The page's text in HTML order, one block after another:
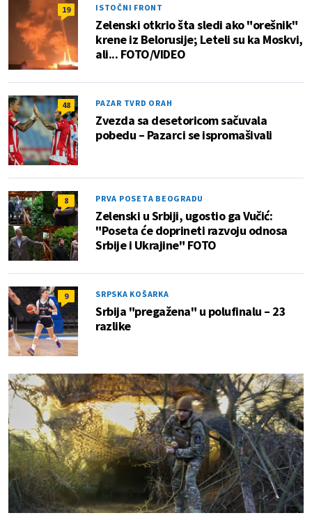
19 ISTOČNI FRONT
Zelenski otkrio šta sledi ako "orešnik"
krene iz Belorusije; Leteli su ka Moskvi,
ali... FOTO/VIDEO
48 PAZAR TVRD ORAH
Zvezda sa desetoricom sačuvala
pobedu – Pazarci se ispromašivali
8 PRVA POSETA BEOGRADU
Zelenski u Srbiji, ugostio ga Vučić:
"Poseta će doprineti razvoju odnosa
Srbije i Ukrajine" FOTO
9 SRPSKA KOŠARKA
Srbija "pregažena" u polufinalu – 23
razlike